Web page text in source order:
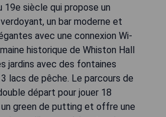
siècle qui propose un
un bar moderne et
avec une connexion Wi-
historique de Whiston Hall
jardins avec des fontaines
lacs de pêche. Le parcours de
départ pour jouer 18
green de putting et offre une